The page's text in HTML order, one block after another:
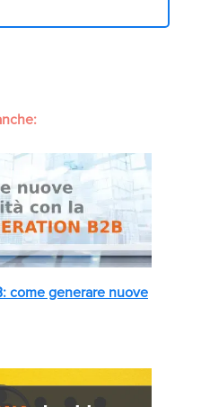
come generare nuove